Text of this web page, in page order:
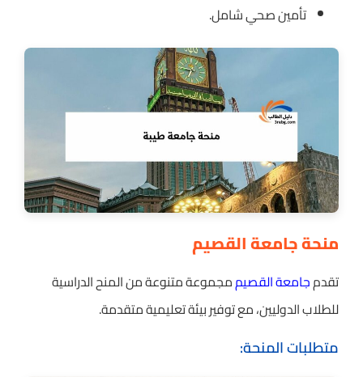
تأمين صحي شامل.
منحة جامعة القصيم
تقدمجامعة القصيممجموعة متنوعة من المنح الدراسية
للطلاب الدوليين، مع توفير بيئة تعليمية متقدمة.
متطلبات المنحة: